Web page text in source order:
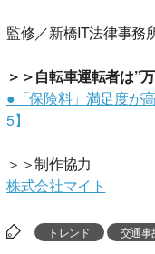
監修／新橋IT法律事
＞＞自転車運転者は”
●「保険料」満足度が
5】
＞＞制作協力
株式会社マイト
トレンド 交通事